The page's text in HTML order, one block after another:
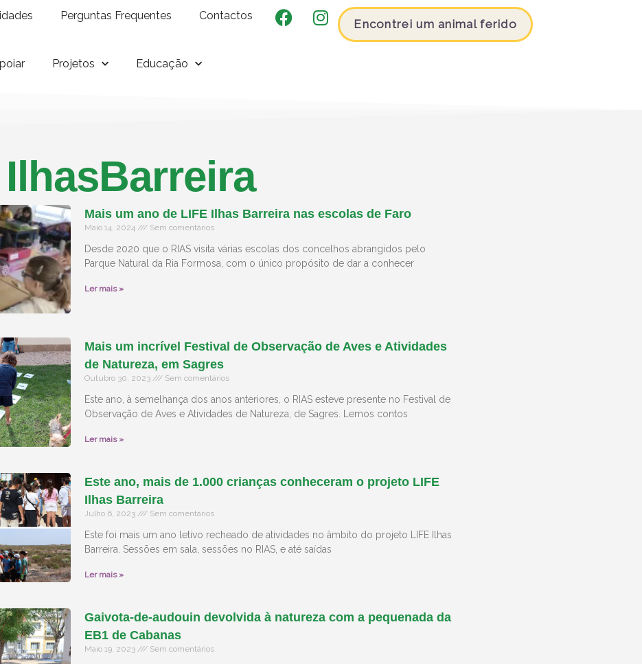
Perguntas Frequentes Contactos
Encontrei um animal ferido
Projetos Educação
IlhasBarreira
Mais um ano de LIFE Ilhas Barreira nas escolas de Faro
Maio 14, 2024 Sem comentários
Desde 2020 que o RIAS visita várias escolas dos concelhos abrangidos pelo
Parque Natural da Ria Formosa, com o único propósito de dar a conhecer
Ler mais »
Mais um incrível Festival de Observação de Aves e Atividades
de Natureza, em Sagres
Outubro 30, 2023 Sem comentários
Este ano, à semelhança dos anos anteriores, o RIAS esteve presente no Festival de
Observação de Aves e Atividades de Natureza, de Sagres. Lemos contos
Ler mais »
Este ano, mais de 1.000 crianças conheceram o projeto LIFE
Ilhas Barreira
Julho 6, 2023 Sem comentários
Este foi mais um ano letivo recheado de atividades no âmbito do projeto LIFE Ilhas
Barreira. Sessões em sala, sessões no RIAS, e até saídas
Ler mais »
Gaivota-de-audouin devolvida à natureza com a pequenada da
EB1 de Cabanas
Maio 19, 2023 Sem comentários